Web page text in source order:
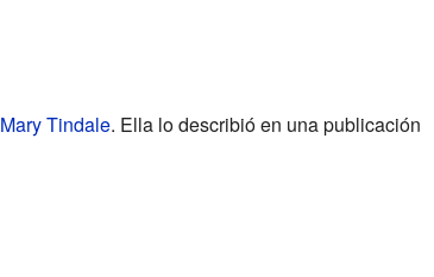
Mary Tindale. Ella lo describió en una publicación